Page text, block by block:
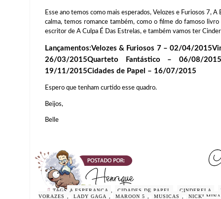
Esse ano temos como mais esperados, Velozes e Furiosos 7,
calma, temos romance também, como o filme do famoso
escritor de A Culpa É Das Estrelas, e também vamos ter
Lançamentos:Velozes & Furiosos 7 – 02/04/
26/03/2015Quarteto Fantástico – 06/08/
19/11/2015Cidades de Papel – 16/07/2015
Espero que tenham curtido esse quadro.
Beijos,
Belle
TAGS A ESPERANÇA CIDADES DE PAPEL CINDERELA
VORAZES
LADY GAGA MAROON 5 MUSICAS
NICKI